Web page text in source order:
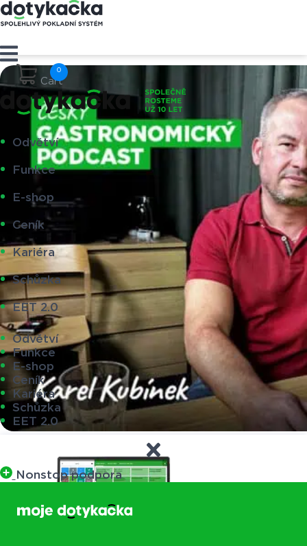
Cart
Odvětví
Funkce
E-shop
Ceník
Kariéra
Schůzka
EET 2.0
Odvětví
Funkce
E-shop
Ceník
Kariéra
Schůzka
EET 2.0
Nonstop podpora